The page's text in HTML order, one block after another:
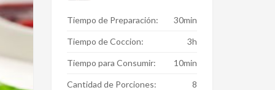
Tiempo de Preparación: 30min
Tiempo de Coccion: 3h
Tiempo para Consumir: 10min
Cantidad de Porciones: 8